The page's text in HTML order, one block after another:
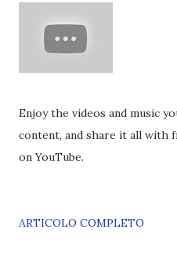
Enjoy the videos and music
content, and share it all with
on YouTube.
ARTICOLO COMPLETO